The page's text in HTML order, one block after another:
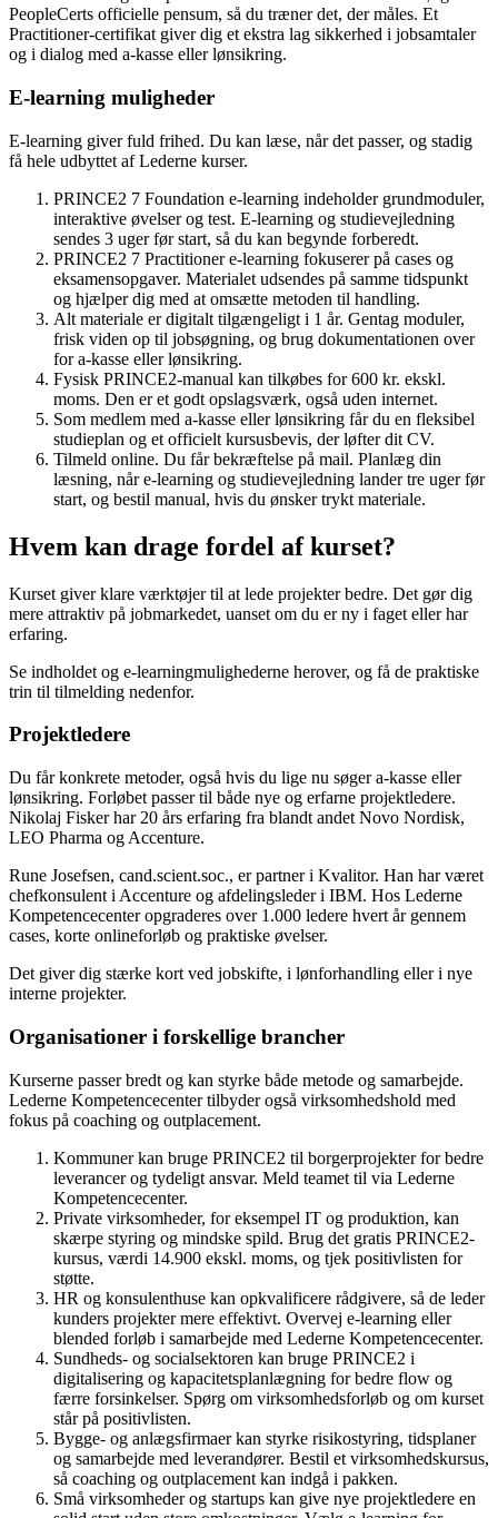
PeopleCerts officielle pensum, så du træner det, der måles. Et
Practitioner-certifikat giver dig et ekstra lag sikkerhed i jobsamtaler
og i dialog med a-kasse eller lønsikring.
E-learning muligheder
E-learning giver fuld frihed. Du kan læse, når det passer, og stadig
få hele udbyttet af Lederne kurser.
PRINCE2 7 Foundation e-learning indeholder grundmoduler,
interaktive øvelser og test. E-learning og studievejledning
sendes 3 uger før start, så du kan begynde forberedt.
PRINCE2 7 Practitioner e-learning fokuserer på cases og
eksamensopgaver. Materialet udsendes på samme tidspunkt
og hjælper dig med at omsætte metoden til handling.
Alt materiale er digitalt tilgængeligt i 1 år. Gentag moduler,
frisk viden op til jobsøgning, og brug dokumentationen over
for a-kasse eller lønsikring.
Fysisk PRINCE2-manual kan tilkøbes for 600 kr. ekskl.
moms. Den er et godt opslagsværk, også uden internet.
Som medlem med a-kasse eller lønsikring får du en fleksibel
studieplan og et officielt kursusbevis, der løfter dit CV.
Tilmeld online. Du får bekræftelse på mail. Planlæg din
læsning, når e-learning og studievejledning lander tre uger før
start, og bestil manual, hvis du ønsker trykt materiale.
Hvem kan drage fordel af kurset?
Kurset giver klare værktøjer til at lede projekter bedre. Det gør dig
mere attraktiv på jobmarkedet, uanset om du er ny i faget eller har
erfaring.
Se indholdet og e-learningmulighederne herover, og få de praktiske
trin til tilmelding nedenfor.
Projektledere
Du får konkrete metoder, også hvis du lige nu søger a-kasse eller
lønsikring. Forløbet passer til både nye og erfarne projektledere.
Nikolaj Fisker har 20 års erfaring fra blandt andet Novo Nordisk,
LEO Pharma og Accenture.
Rune Josefsen, cand.scient.soc., er partner i Kvalitor. Han har været
chefkonsulent i Accenture og afdelingsleder i IBM. Hos Lederne
Kompetencecenter opgraderes over 1.000 ledere hvert år gennem
cases, korte onlineforløb og praktiske øvelser.
Det giver dig stærke kort ved jobskifte, i lønforhandling eller i nye
interne projekter.
Organisationer i forskellige brancher
Kurserne passer bredt og kan styrke både metode og samarbejde.
Lederne Kompetencecenter tilbyder også virksomhedshold med
fokus på coaching og outplacement.
Kommuner kan bruge PRINCE2 til borgerprojekter for bedre
leverancer og tydeligt ansvar. Meld teamet til via Lederne
Kompetencecenter.
Private virksomheder, for eksempel IT og produktion, kan
skærpe styring og mindske spild. Brug det gratis PRINCE2-
kursus, værdi 14.900 ekskl. moms, og tjek positivlisten for
støtte.
HR og konsulenthuse kan opkvalificere rådgivere, så de leder
kunders projekter mere effektivt. Overvej e-learning eller
blended forløb i samarbejde med Lederne Kompetencecenter.
Sundheds- og socialsektoren kan bruge PRINCE2 i
digitalisering og kapacitetsplanlægning for bedre flow og
færre forsinkelser. Spørg om virksomhedsforløb og om kurset
står på positivlisten.
Bygge- og anlægsfirmaer kan styrke risikostyring, tidsplaner
og samarbejde med leverandører. Bestil et virksomhedskursus,
så coaching og outplacement kan indgå i pakken.
Små virksomheder og startups kan give nye projektledere en